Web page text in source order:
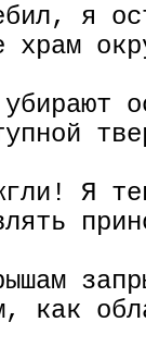
я
храм
Я
как